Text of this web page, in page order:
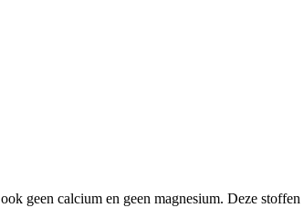
geen calcium en geen magnesium. Deze